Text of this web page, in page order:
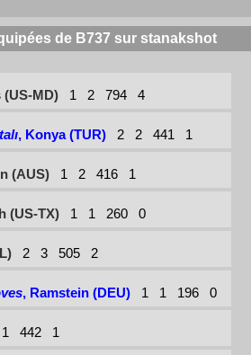
de B737 sur stanakshot
(US-MD) 1 2 794 4
, Konya (TUR) 2 2 441 1
(AUS) 1 2 416 1
(US-TX) 1 1 260 0
2 3 505 2
, Ramstein (DEU) 1 1 196 0
1 442 1